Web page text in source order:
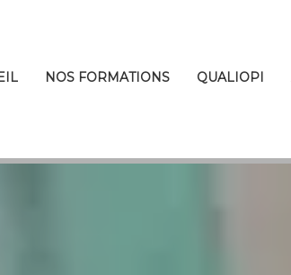
NOS FORMATIONS QUALIOPI